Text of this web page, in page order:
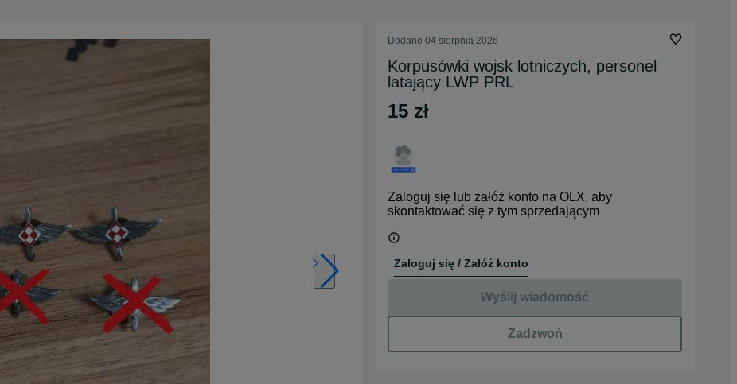
Dodane 04 sierpnia 2026
Korpusówki wojsk lotniczych, personel
latający LWP PRL
15 zł
Zaloguj się lub załóż konto na OLX, aby
skontaktować się z tym sprzedającym
Zaloguj się / Załóż konto
Wyślij wiadomość
Zadzwoń